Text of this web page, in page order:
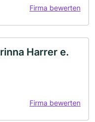
Firma bewerten
Harrer e.
Firma bewerten